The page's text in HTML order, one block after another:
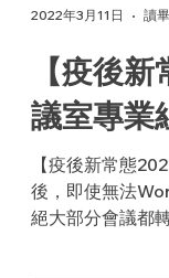
【疫後
議室專業
【疫後新常態
後，即使無法
絕大部分會議都
2022年3月11日 讀